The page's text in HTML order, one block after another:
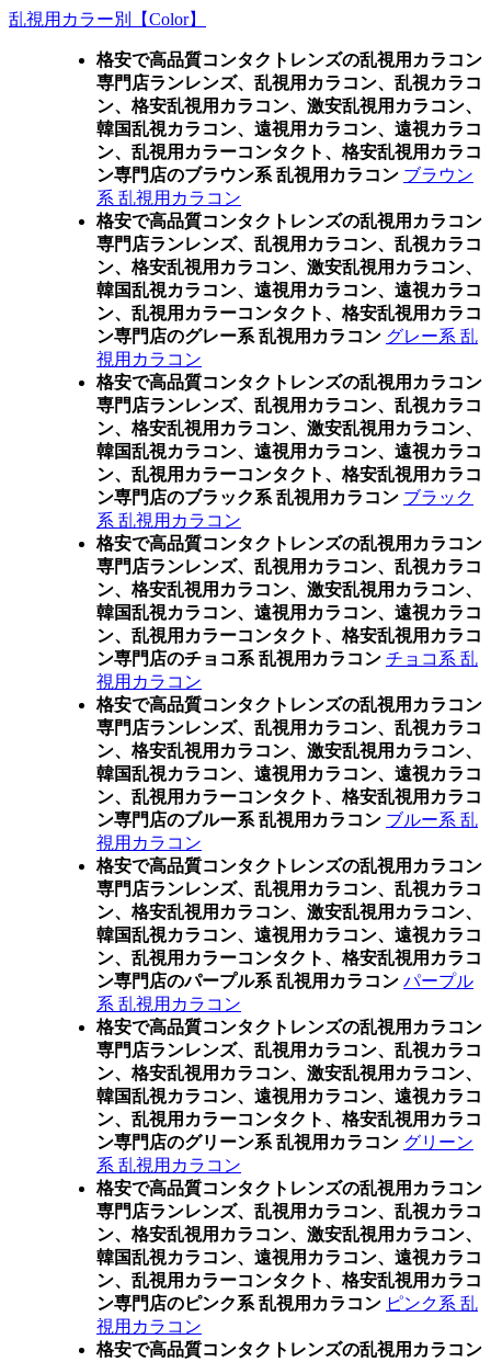
乱視用カラー別【Color】
格安で高品質コンタクトレンズの乱視用カラコン
専門店ランレンズ、乱視用カラコン、乱視カラコ
ン、格安乱視用カラコン、激安乱視用カラコン、
韓国乱視カラコン、遠視用カラコン、遠視カラコ
ン、乱視用カラーコンタクト、格安乱視用カラコ
ン専門店のブラウン系 乱視用カラコン ブラウン
系 乱視用カラコン
格安で高品質コンタクトレンズの乱視用カラコン
専門店ランレンズ、乱視用カラコン、乱視カラコ
ン、格安乱視用カラコン、激安乱視用カラコン、
韓国乱視カラコン、遠視用カラコン、遠視カラコ
ン、乱視用カラーコンタクト、格安乱視用カラコ
ン専門店のグレー系 乱視用カラコン グレー系 乱
視用カラコン
格安で高品質コンタクトレンズの乱視用カラコン
専門店ランレンズ、乱視用カラコン、乱視カラコ
ン、格安乱視用カラコン、激安乱視用カラコン、
韓国乱視カラコン、遠視用カラコン、遠視カラコ
ン、乱視用カラーコンタクト、格安乱視用カラコ
ン専門店のブラック系 乱視用カラコン ブラック
系 乱視用カラコン
格安で高品質コンタクトレンズの乱視用カラコン
専門店ランレンズ、乱視用カラコン、乱視カラコ
ン、格安乱視用カラコン、激安乱視用カラコン、
韓国乱視カラコン、遠視用カラコン、遠視カラコ
ン、乱視用カラーコンタクト、格安乱視用カラコ
ン専門店のチョコ系 乱視用カラコン チョコ系 乱
視用カラコン
格安で高品質コンタクトレンズの乱視用カラコン
専門店ランレンズ、乱視用カラコン、乱視カラコ
ン、格安乱視用カラコン、激安乱視用カラコン、
韓国乱視カラコン、遠視用カラコン、遠視カラコ
ン、乱視用カラーコンタクト、格安乱視用カラコ
ン専門店のブルー系 乱視用カラコン ブルー系 乱
視用カラコン
格安で高品質コンタクトレンズの乱視用カラコン
専門店ランレンズ、乱視用カラコン、乱視カラコ
ン、格安乱視用カラコン、激安乱視用カラコン、
韓国乱視カラコン、遠視用カラコン、遠視カラコ
ン、乱視用カラーコンタクト、格安乱視用カラコ
ン専門店のパープル系 乱視用カラコン パープル
系 乱視用カラコン
格安で高品質コンタクトレンズの乱視用カラコン
専門店ランレンズ、乱視用カラコン、乱視カラコ
ン、格安乱視用カラコン、激安乱視用カラコン、
韓国乱視カラコン、遠視用カラコン、遠視カラコ
ン、乱視用カラーコンタクト、格安乱視用カラコ
ン専門店のグリーン系 乱視用カラコン グリーン
系 乱視用カラコン
格安で高品質コンタクトレンズの乱視用カラコン
専門店ランレンズ、乱視用カラコン、乱視カラコ
ン、格安乱視用カラコン、激安乱視用カラコン、
韓国乱視カラコン、遠視用カラコン、遠視カラコ
ン、乱視用カラーコンタクト、格安乱視用カラコ
ン専門店のピンク系 乱視用カラコン ピンク系 乱
視用カラコン
格安で高品質コンタクトレンズの乱視用カラコン